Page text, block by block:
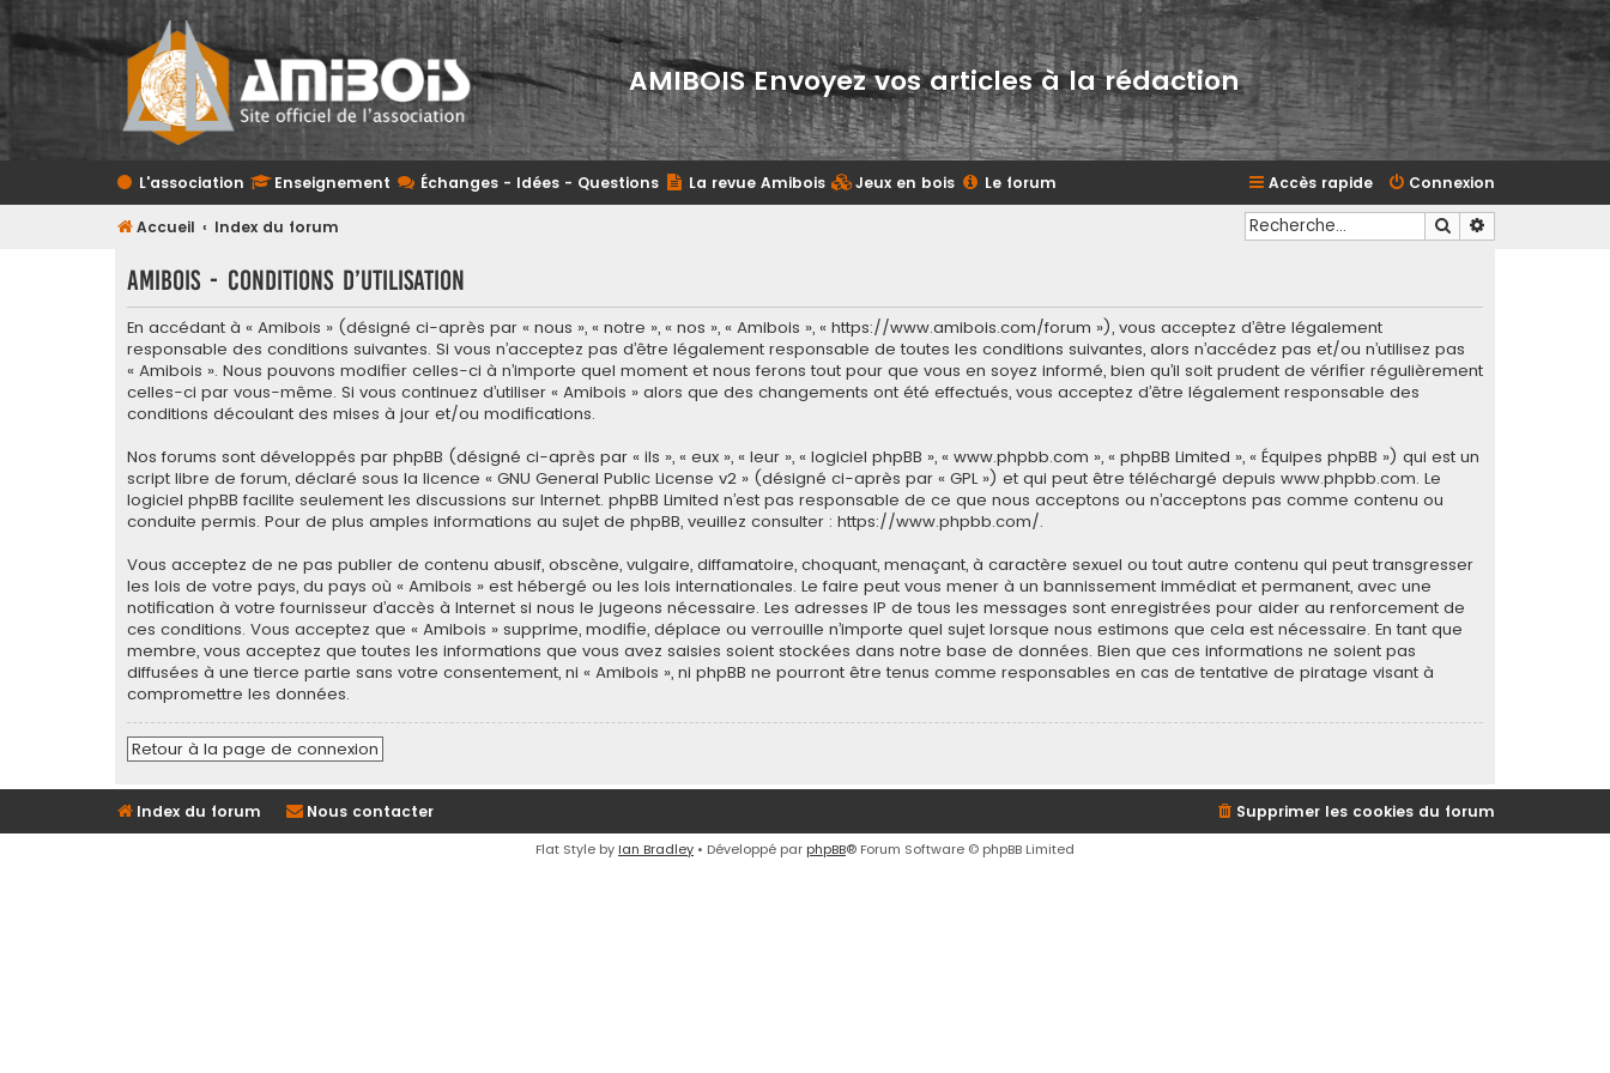
AMIBOIS Envoyez vos articles à la rédaction
L'association Enseignement Échanges - Idées - Questions La revue Amibois Jeux en bois Le forum Connexion
Accès rapide
Accueil Index du forum Rechercher
Amibois - Conditions d’utilisation
En accédant à « Amibois » (désigné ci-après par « nous », « notre », « nos », « Amibois », « https://www.amibois.com/forum »), vous acceptez d’être légalement
responsable des conditions suivantes. Si vous n’acceptez pas d’être légalement responsable de toutes les conditions suivantes, alors n’accédez pas et/ou n’utilisez pas
« Amibois ». Nous pouvons modifier celles-ci à n’importe quel moment et nous ferons tout pour que vous en soyez informé, bien qu’il soit prudent de vérifier régulièrement
celles-ci par vous-même. Si vous continuez d’utiliser « Amibois » alors que des changements ont été effectués, vous acceptez d’être légalement responsable des
conditions découlant des mises à jour et/ou modifications.
Nos forums sont développés par phpBB (désigné ci-après par « ils », « eux », « leur », « logiciel phpBB », « www.phpbb.com », « phpBB Limited », « Équipes phpBB ») qui est un
script libre de forum, déclaré sous la licence « GNU General Public License v2 » (désigné ci-après par « GPL ») et qui peut être téléchargé depuis www.phpbb.com. Le
logiciel phpBB facilite seulement les discussions sur Internet. phpBB Limited n’est pas responsable de ce que nous acceptons ou n’acceptons pas comme contenu ou
conduite permis. Pour de plus amples informations au sujet de phpBB, veuillez consulter : https://www.phpbb.com/.
Vous acceptez de ne pas publier de contenu abusif, obscène, vulgaire, diffamatoire, choquant, menaçant, à caractère sexuel ou tout autre contenu qui peut transgresser
les lois de votre pays, du pays où « Amibois » est hébergé ou les lois internationales. Le faire peut vous mener à un bannissement immédiat et permanent, avec une
notification à votre fournisseur d’accès à Internet si nous le jugeons nécessaire. Les adresses IP de tous les messages sont enregistrées pour aider au renforcement de
ces conditions. Vous acceptez que « Amibois » supprime, modifie, déplace ou verrouille n’importe quel sujet lorsque nous estimons que cela est nécessaire. En tant que
membre, vous acceptez que toutes les informations que vous avez saisies soient stockées dans notre base de données. Bien que ces informations ne soient pas
diffusées à une tierce partie sans votre consentement, ni « Amibois », ni phpBB ne pourront être tenus comme responsables en cas de tentative de piratage visant à
compromettre les données.
Retour à la page de connexion
Index du forum Nous contacter Supprimer les cookies du forum
Flat Style by Ian Bradley • Développé par phpBB® Forum Software © phpBB Limited